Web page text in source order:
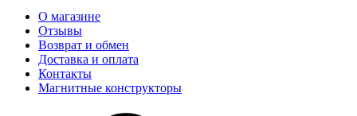
О магазине
Отзывы
Возврат и обмен
Доставка и оплата
Контакты
Магнитные конструкторы